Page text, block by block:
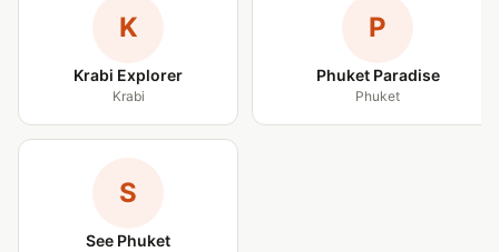
K
Krabi Explorer
Krabi
P
Phuket Paradise
Phuket
S
See Phuket